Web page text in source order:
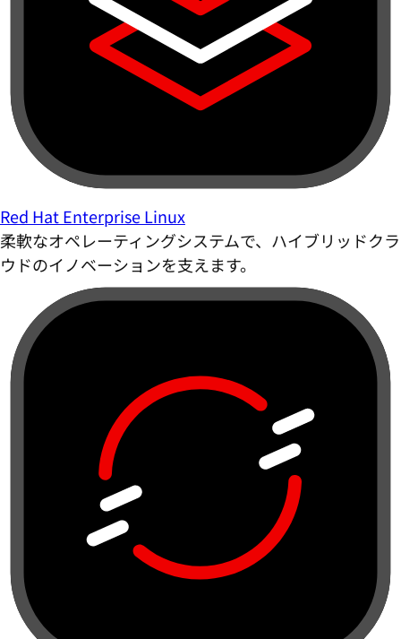
Red Hat Enterprise Linux
柔軟なオペレーティングシステムで、ハイブリッドクラ
ウドのイノベーションを支えます。